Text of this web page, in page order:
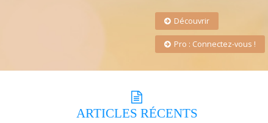
Découvrir
Pro : Connectez-vous !
ARTICLES RÉCENTS